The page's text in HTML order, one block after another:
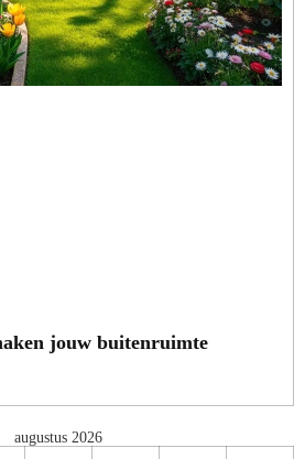
jouw buitenruimte
augustus 2026